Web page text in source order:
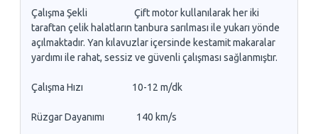
Çalışma Şekli Çift motor kullanılarak her iki
taraftan çelik halatların tanbura sarılması ile yukarı yönde
açılmaktadır. Yan kılavuzlar içersinde kestamit makaralar
yardımı ile rahat, sessiz ve güvenli çalışması sağlanmıştır.
Çalışma Hızı 10-12 m/dk
Rüzgar Dayanımı 140 km/s